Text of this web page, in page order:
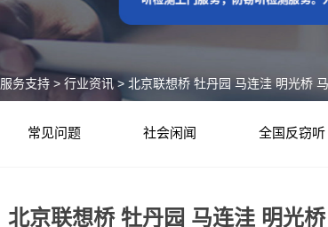
服务支持 > 行业资讯 > 北京联想桥 牡丹园 马连洼 明光桥
常见问题 社会闲闻 全国反窃听
北京联想桥 牡丹园 马连洼 明光